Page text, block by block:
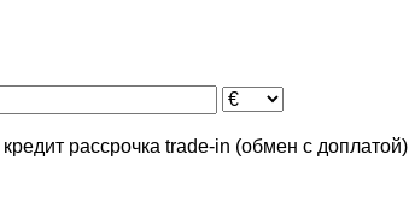
кредит рассрочка trade-in (обмен с доплатой)